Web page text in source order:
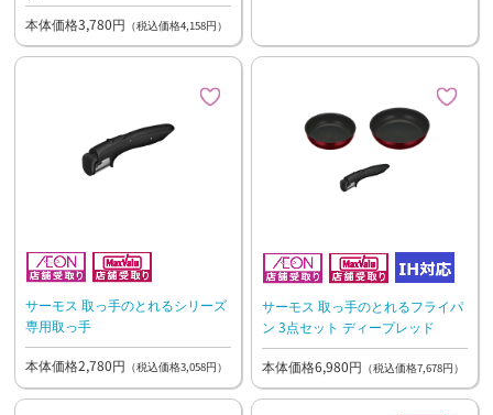
本体価格3,780円 （税込価格4,158円）
サーモス 取っ手のとれるシリーズ
専用取っ手
本体価格2,780円 （税込価格3,058円）
サーモス 取っ手のとれるフライパ
ン 3点セット ディープレッド
本体価格6,980円 （税込価格7,678円）